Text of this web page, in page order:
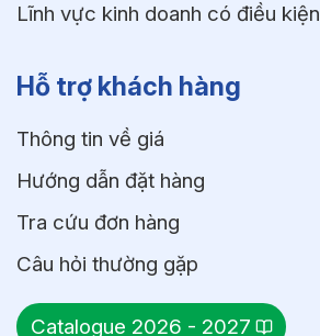
Lĩnh vực kinh doanh có điều kiện
Hỗ trợ khách hàng
Thông tin về giá
Hướng dẫn đặt hàng
Tra cứu đơn hàng
Câu hỏi thường gặp
Catalogue 2026 - 2027